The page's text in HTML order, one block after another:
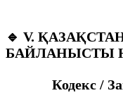
🔹 V.
БАЙЛАНЫСТЫ
Кодекс /